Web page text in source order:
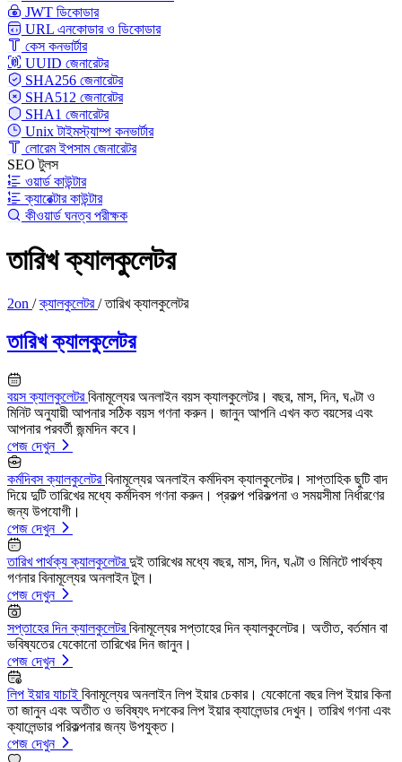
JWT ডিকোডার
URL এনকোডার ও ডিকোডার
কেস কনভার্টার
UUID জেনারেটর
SHA256 জেনারেটর
SHA512 জেনারেটর
SHA1 জেনারেটর
Unix টাইমস্ট্যাম্প কনভার্টার
লোরেম ইপসাম জেনারেটর
SEO টুলস
ওয়ার্ড কাউন্টার
ক্যারেক্টার কাউন্টার
কীওয়ার্ড ঘনত্ব পরীক্ষক
তারিখ ক্যালকুলেটর
2on / ক্যালকুলেটর/ তারিখ ক্যালকুলেটর
তারিখ ক্যালকুলেটর
বয়স ক্যালকুলেটরবিনামূল্যের অনলাইন বয়স ক্যালকুলেটর। বছর, মাস, দিন, ঘণ্টা ও
মিনিট অনুযায়ী আপনার সঠিক বয়স গণনা করুন। জানুন আপনি এখন কত বয়সের এবং
আপনার পরবর্তী জন্মদিন কবে।
পেজ দেখুন
কর্মদিবস ক্যালকুলেটরবিনামূল্যের অনলাইন কর্মদিবস ক্যালকুলেটর। সাপ্তাহিক ছুটি বাদ
দিয়ে দুটি তারিখের মধ্যে কর্মদিবস গণনা করুন। প্রকল্প পরিকল্পনা ও সময়সীমা নির্ধারণের
জন্য উপযোগী।
পেজ দেখুন
তারিখ পার্থক্য ক্যালকুলেটরদুই তারিখের মধ্যে বছর, মাস, দিন, ঘণ্টা ও মিনিটে পার্থক্য
গণনার বিনামূল্যের অনলাইন টুল।
পেজ দেখুন
সপ্তাহের দিন ক্যালকুলেটরবিনামূল্যের সপ্তাহের দিন ক্যালকুলেটর। অতীত, বর্তমান বা
ভবিষ্যতের যেকোনো তারিখের দিন জানুন।
পেজ দেখুন
লিপ ইয়ার যাচাই বিনামূল্যের অনলাইন লিপ ইয়ার চেকার। যেকোনো বছর লিপ ইয়ার কিনা
তা জানুন এবং অতীত ও ভবিষ্যৎ দশকের লিপ ইয়ার ক্যালেন্ডার দেখুন। তারিখ গণনা এবং
ক্যালেন্ডার পরিকল্পনার জন্য উপযুক্ত।
পেজ দেখুন